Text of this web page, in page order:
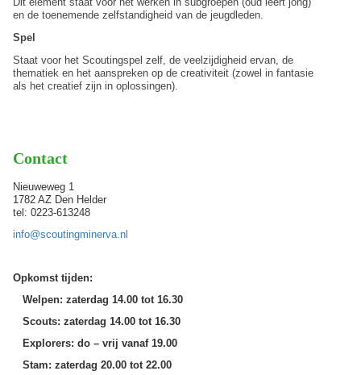
en de toenemende zelfstandigheid van de jeugdleden.
Spel
Staat voor het Scoutingspel zelf, de veelzijdigheid ervan, de
thematiek en het aanspreken op de creativiteit (zowel in fantasie
als het creatief zijn in oplossingen).
Contact
Nieuweweg 1
1782 AZ Den Helder
tel: 0223-613248
info@scoutingminerva.nl
Opkomst tijden:
Welpen: zaterdag 14.00 tot 16.30
Scouts: zaterdag 14.00 tot 16.30
Explorers: do – vrij vanaf 19.00
Stam: zaterdag 20.00 tot 22.00